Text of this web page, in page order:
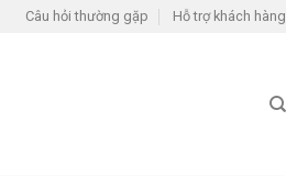
Câu hỏi thường gặp Hỗ trợ khách hàng